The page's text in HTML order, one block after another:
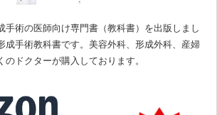
手術の医師向け専門書（教科書）を出版しまし
成手術教科書です。美容外科、形成外科、産婦
のドクターが購入しております。